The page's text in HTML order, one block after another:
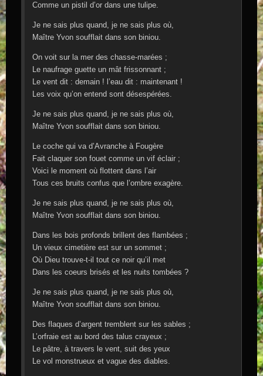
Comme un pistil d’or dans une tulipe.
Je ne sais plus quand, je ne sais plus où,
Maître Yvon soufflait dans son biniou.
On voit sur la mer des chasse-marées ;
Le naufrage guette un mât frissonnant ;
Le vent dit : demain ! l’eau dit : maintenant !
Les voix qu’on entend sont désespérées.
Je ne sais plus quand, je ne sais plus où,
Maître Yvon soufflait dans son biniou.
Le coche qui va d’Avranche à Fougère
Fait claquer son fouet comme un vif éclair ;
Voici le moment où flottent dans l’air
Tous ces bruits confus que l’ombre exagère.
Je ne sais plus quand, je ne sais plus où,
Maître Yvon soufflait dans son biniou.
Dans les bois profonds brillent des flambées ;
Un vieux cimetière est sur un sommet ;
Où Dieu trouve-t-il tout ce noir qu’il met
Dans les coeurs brisés et les nuits tombées ?
Je ne sais plus quand, je ne sais plus où,
Maître Yvon soufflait dans son biniou.
Des flaques d’argent tremblent sur les sables ;
L’orfraie est au bord des talus crayeux ;
Le pâtre, à travers le vent, suit des yeux
Le vol monstrueux et vague des diables.